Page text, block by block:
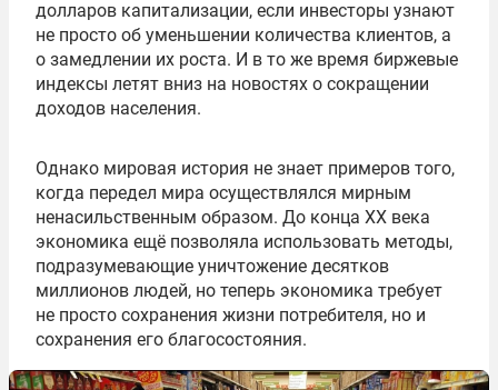
долларов капитализации, если инвесторы узнают
не просто об уменьшении количества клиентов, а
о замедлении их роста. И в то же время биржевые
индексы летят вниз на новостях о сокращении
доходов населения.
Однако мировая история не знает примеров того,
когда передел мира осуществлялся мирным
ненасильственным образом. До конца ХХ века
экономика ещё позволяла использовать методы,
подразумевающие уничтожение десятков
миллионов людей, но теперь экономика требует
не просто сохранения жизни потребителя, но и
сохранения его благосостояния.